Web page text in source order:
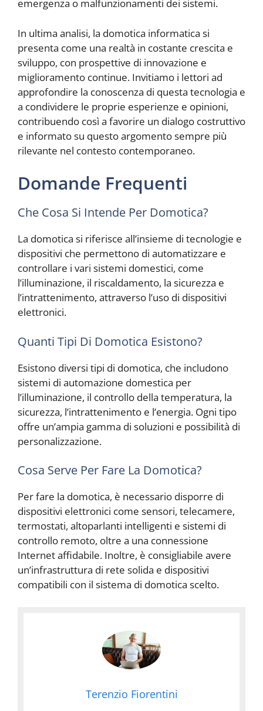
emergenza o malfunzionamenti dei sistemi.
In ultima analisi, la domotica informatica si
presenta come una realtà in costante crescita e
sviluppo, con prospettive di innovazione e
miglioramento continue. Invitiamo i lettori ad
approfondire la conoscenza di questa tecnologia e
a condividere le proprie esperienze e opinioni,
contribuendo così a favorire un dialogo costruttivo
e informato su questo argomento sempre più
rilevante nel contesto contemporaneo.
Domande Frequenti
Che Cosa Si Intende Per Domotica?
La domotica si riferisce all’insieme di tecnologie e
dispositivi che permettono di automatizzare e
controllare i vari sistemi domestici, come
l’illuminazione, il riscaldamento, la sicurezza e
l’intrattenimento, attraverso l’uso di dispositivi
elettronici.
Quanti Tipi Di Domotica Esistono?
Esistono diversi tipi di domotica, che includono
sistemi di automazione domestica per
l’illuminazione, il controllo della temperatura, la
sicurezza, l’intrattenimento e l’energia. Ogni tipo
offre un’ampia gamma di soluzioni e possibilità di
personalizzazione.
Cosa Serve Per Fare La Domotica?
Per fare la domotica, è necessario disporre di
dispositivi elettronici come sensori, telecamere,
termostati, altoparlanti intelligenti e sistemi di
controllo remoto, oltre a una connessione
Internet affidabile. Inoltre, è consigliabile avere
un’infrastruttura di rete solida e dispositivi
compatibili con il sistema di domotica scelto.
Terenzio Fiorentini